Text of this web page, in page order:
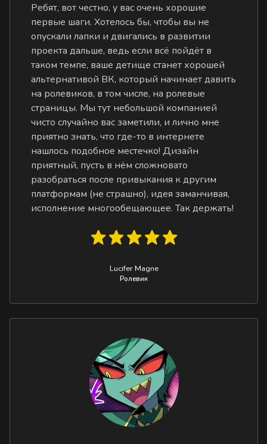
Ребят, вот честно, у вас очень хорошие
первые шаги. Хотелось бы, чтобы вы не
опускали лапки и двигались в развитии
проекта дальше, ведь если всё пойдёт в
таком темпе, ваше детище станет хорошей
альтернативой ВК, который начинает давить
на ролевиков, в том числе, на ролевые
страницы. Мы тут небольшой компанией
чисто случайно вас заметили, и лично мне
приятно знать, что где-то в интернете
нашлось подобное местечко! Дизайн
приятный, пусть в нём сложновато
разобраться после привыкания к другим
платформам (не страшно), идея заманчивая,
исполнение многообещающее. Так держать!
Lucifer Magne
Ролевик